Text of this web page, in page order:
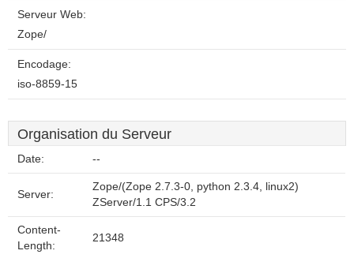
Serveur Web:
Zope/
Encodage:
iso-8859-15
Organisation du Serveur
Date: --
Server:
Zope/(Zope 2.7.3-0, python 2.3.4, linux2)
ZServer/1.1 CPS/3.2
Content-
Length:
21348